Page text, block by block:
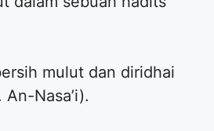
mulut dan diridhai
An-Nasa’i).